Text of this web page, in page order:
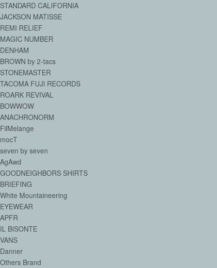
STANDARD CALIFORNIA
JACKSON MATISSE
REMI RELIEF
MAGIC NUMBER
DENHAM
BROWN by 2-tacs
STONEMASTER
TACOMA FUJI RECORDS
ROARK REVIVAL
BOWWOW
ANACHRONORM
FilMelange
mocT
seven by seven
AgAwd
GOODNEIGHBORS SHIRTS
BRIEFING
White Mountaineering
EYEWEAR
APFR
IL BISONTE
VANS
Danner
Others Brand